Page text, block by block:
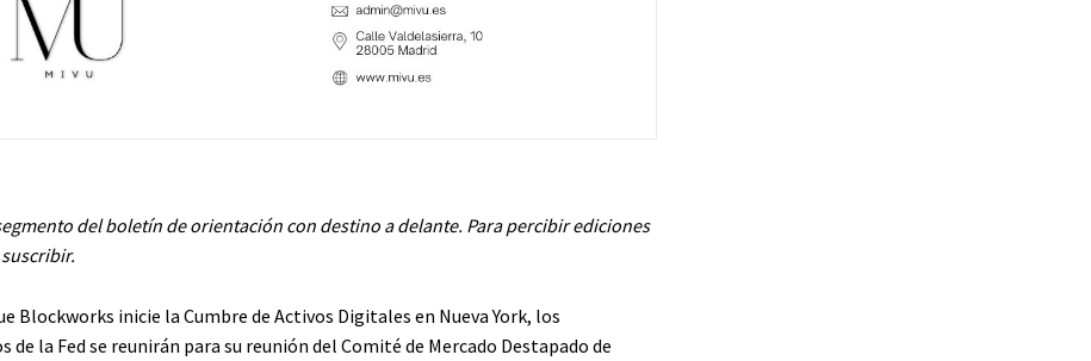
del boletín de orientación con destino a delante. Para percibir ediciones
suscribir.
Blockworks inicie la Cumbre de Activos Digitales en Nueva York, los
de la Fed se reunirán para su reunión del Comité de Mercado Destapado de